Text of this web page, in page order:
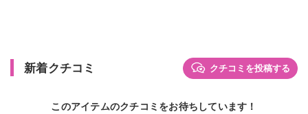
新着クチコミ クチコミを投稿する
このアイテムのクチコミをお待ちしています！